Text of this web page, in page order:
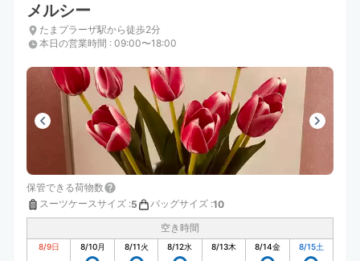
メルシー
たまプラーザ駅から徒歩2分
本日の営業時間 : 09:00〜18:00
保管できる荷物数
スーツケースサイズ :5 バッグサイズ :10
空き時間
8/9日 8/10月 8/11火 8/12水 8/13木 8/14金 8/15土